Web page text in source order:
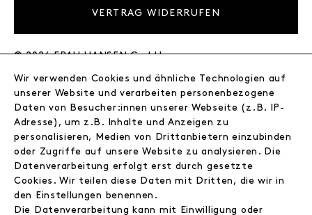
VERTRAG WIDERRUFEN
© 2026 FRAU HANSEN GmbH
Store
Journal
Wir
Jobs
Instagram
Facebook
Wir verwenden Cookies und ähnliche Technologien auf
unserer Website und verarbeiten personenbezogene
Daten von Besucher:innen unserer Webseite (z.B. IP-
Adresse), um z.B. Inhalte und Anzeigen zu
personalisieren, Medien von Drittanbietern einzubinden
oder Zugriffe auf unsere Website zu analysieren. Die
Datenverarbeitung erfolgt erst durch gesetzte
Cookies. Wir teilen diese Daten mit Dritten, die wir in
den Einstellungen benennen.
Die Datenverarbeitung kann mit Einwilligung oder